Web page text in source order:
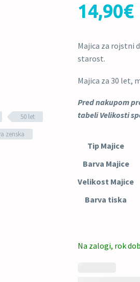
50 let
zenska
14,90€
Majica za rojstni
starost.
Majica za 30 let,
Pred nakupom
tabeli Velikosti
Tip Majice
Barva Majice
Velikost Majice
Barva tiska
Na zalogi, rok